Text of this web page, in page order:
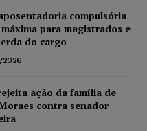
compulsória
para magistrados e
do cargo
2026
ação da família de
contra senador